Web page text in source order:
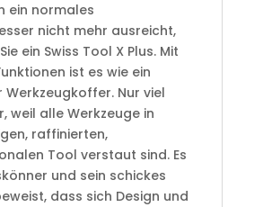
ein normales
nicht mehr ausreicht,
ein Swiss Tool X Plus. Mit
ist es wie ein
Nur viel
weil alle Werkzeuge in
raffinierten,
Tool verstaut sind. Es
und sein schickes
dass sich Design und